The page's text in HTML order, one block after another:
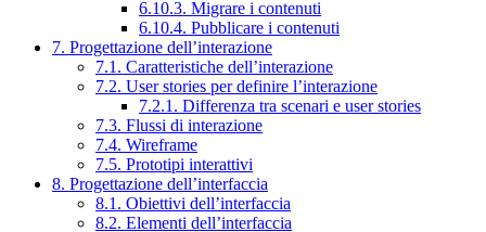
6.10.3. Migrare i contenuti
6.10.4. Pubblicare i contenuti
7. Progettazione dell’interazione
7.1. Caratteristiche dell’interazione
7.2. User stories per definire l’interazione
7.2.1. Differenza tra scenari e user stories
7.3. Flussi di interazione
7.4. Wireframe
7.5. Prototipi interattivi
8. Progettazione dell’interfaccia
8.1. Obiettivi dell’interfaccia
8.2. Elementi dell’interfaccia